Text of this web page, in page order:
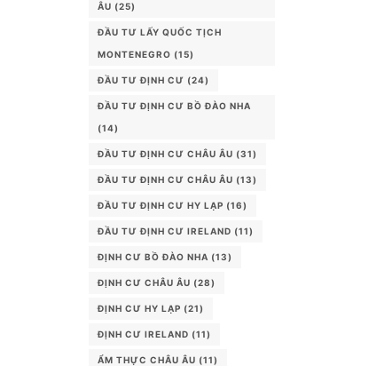
ÂU (25)
ĐẦU TƯ LẤY QUỐC TỊCH
MONTENEGRO (15)
ĐẦU TƯ ĐỊNH CƯ (24)
ĐẦU TƯ ĐỊNH CƯ BỒ ĐÀO NHA
(14)
ĐẦU TƯ ĐỊNH CƯ CHÂU ÂU (31)
ĐẦU TƯ ĐỊNH CƯ CHÂU ÂU (13)
ĐẦU TƯ ĐỊNH CƯ HY LẠP (16)
ĐẦU TƯ ĐỊNH CƯ IRELAND (11)
ĐỊNH CƯ BỒ ĐÀO NHA (13)
ĐỊNH CƯ CHÂU ÂU (28)
ĐỊNH CƯ HY LẠP (21)
ĐỊNH CƯ IRELAND (11)
ẨM THỰC CHÂU ÂU (11)